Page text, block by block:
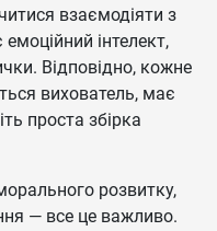
взаємодіяти з
інтелект,
Відповідно, кожне
вихователь, має
проста збірка
розвитку,
— все це важливо.